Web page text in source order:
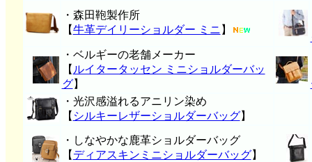
・森田鞄製作所
【牛革デイリーショルダー ミニ 】
・ベルギーの老舗メーカー
【 ルイタータッセン ミニショルダーバッ
グ】
・光沢感溢れるアニリン染め
【 シルキーレザーショルダーバッグ】
・しなやかな鹿革ショルダーバッグ
【 ディアスキンミニショルダーバッグ】